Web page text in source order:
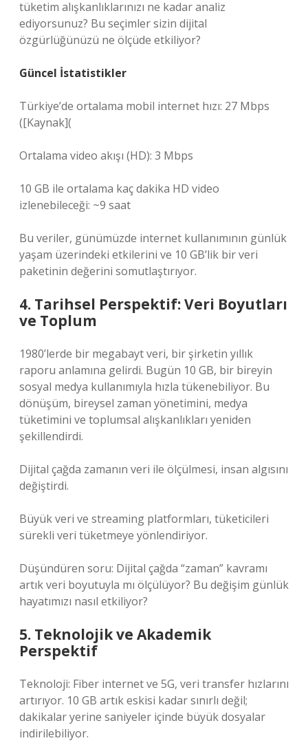
tüketim alışkanlıklarınızı ne kadar analiz
ediyorsunuz? Bu seçimler sizin dijital
özgürlüğünüzü ne ölçüde etkiliyor?
Güncel İstatistikler
Türkiye’de ortalama mobil internet hızı: 27 Mbps
([Kaynak](
Ortalama video akışı (HD): 3 Mbps
10 GB ile ortalama kaç dakika HD video
izlenebileceği: ~9 saat
Bu veriler, günümüzde internet kullanımının günlük
yaşam üzerindeki etkilerini ve 10 GB’lik bir veri
paketinin değerini somutlaştırıyor.
4. Tarihsel Perspektif: Veri Boyutları
ve Toplum
1980’lerde bir megabayt veri, bir şirketin yıllık
raporu anlamına gelirdi. Bugün 10 GB, bir bireyin
sosyal medya kullanımıyla hızla tükenebiliyor. Bu
dönüşüm, bireysel zaman yönetimini, medya
tüketimini ve toplumsal alışkanlıkları yeniden
şekillendirdi.
Dijital çağda zamanın veri ile ölçülmesi, insan algısını
değiştirdi.
Büyük veri ve streaming platformları, tüketicileri
sürekli veri tüketmeye yönlendiriyor.
Düşündüren soru: Dijital çağda “zaman” kavramı
artık veri boyutuyla mı ölçülüyor? Bu değişim günlük
hayatımızı nasıl etkiliyor?
5. Teknolojik ve Akademik
Perspektif
Teknoloji: Fiber internet ve 5G, veri transfer hızlarını
artırıyor. 10 GB artık eskisi kadar sınırlı değil;
dakikalar yerine saniyeler içinde büyük dosyalar
indirilebiliyor.